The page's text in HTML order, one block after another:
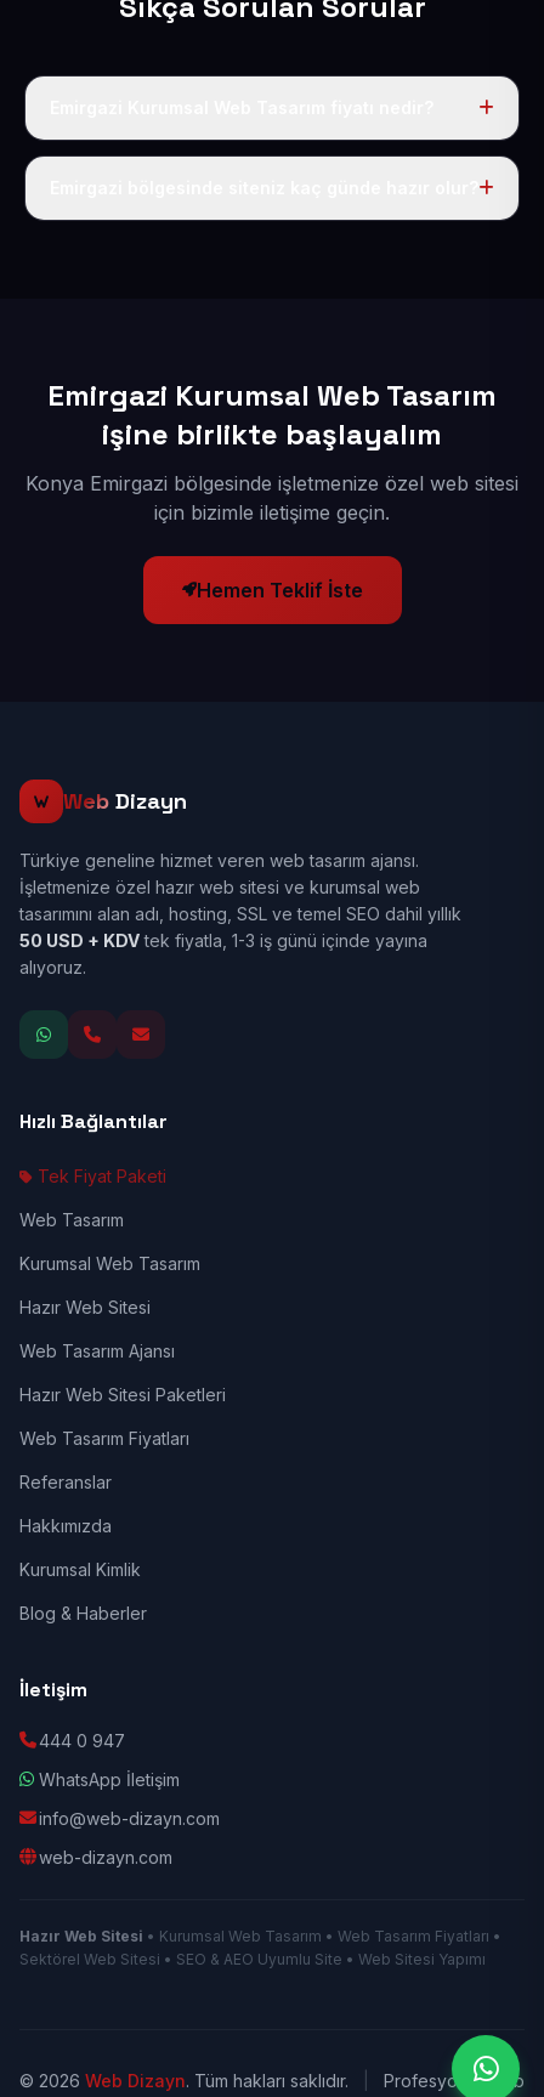
Tek fiyat uygulanır: yıllık 50 USD + KDV. Bu bedele alan
Emirgazi Kurumsal Web Tasarım
işine birlikte başlayalım
Konya Emirgazi bölgesinde işletmenize özel web sitesi
için bizimle iletişime geçin.
Hemen Teklif İste
Web Dizayn
Türkiye geneline hizmet veren web tasarım ajansı.
İşletmenize özel hazır web sitesi ve kurumsal web
tasarımını alan adı, hosting, SSL ve temel SEO dahil yıllık
50 USD + KDVtek fiyatla, 1-3 iş günü içinde yayına
alıyoruz.
Hızlı Bağlantılar
Tek Fiyat Paketi
Web Tasarım
Kurumsal Web Tasarım
Hazır Web Sitesi
Web Tasarım Ajansı
Hazır Web Sitesi Paketleri
Web Tasarım Fiyatları
Referanslar
Hakkımızda
Kurumsal Kimlik
Blog & Haberler
İletişim
444 0 947
WhatsApp İletişim
info@web-dizayn.com
web-dizayn.com
Hazır Web Sitesi • Kurumsal Web Tasarım • Web Tasarım Fiyatları •
Sektörel Web Sitesi • SEO & AEO Uyumlu Site • Web Sitesi Yapımı
© 2026 Web Dizayn. Tüm hakları saklıdır.
Profesyonel Web